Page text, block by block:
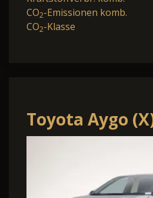
CO2-Emissionen komb.
CO2-Klasse
Toyota Aygo
Pure 1.5 Hybrid
Automatik